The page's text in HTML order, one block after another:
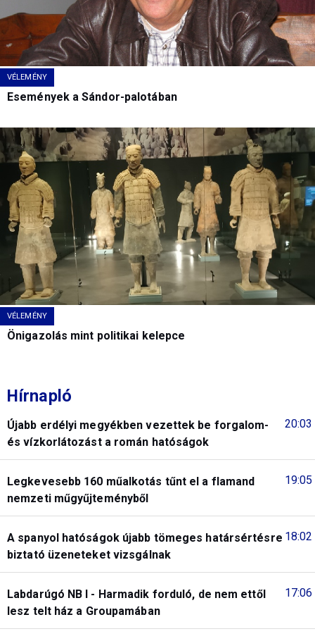
VÉLEMÉNY
Események a Sándor-palotában
VÉLEMÉNY
Önigazolás mint politikai kelepce
Hírnapló
20:03
Újabb erdélyi megyékben vezettek be forgalom-
és vízkorlátozást a román hatóságok
19:05
Legkevesebb 160 műalkotás tűnt el a flamand
nemzeti műgyűjteményből
18:02
A spanyol hatóságok újabb tömeges határsértésre
biztató üzeneteket vizsgálnak
17:06
Labdarúgó NB I - Harmadik forduló, de nem ettől
lesz telt ház a Groupamában